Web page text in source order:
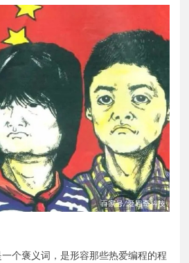
一个褒义词，是形容那些热爱编程的程